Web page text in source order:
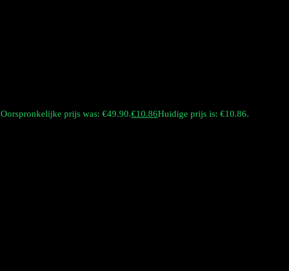
Oorspronkelijke prijs was: €49.90.€10.86Huidige prijs is: €10.86.